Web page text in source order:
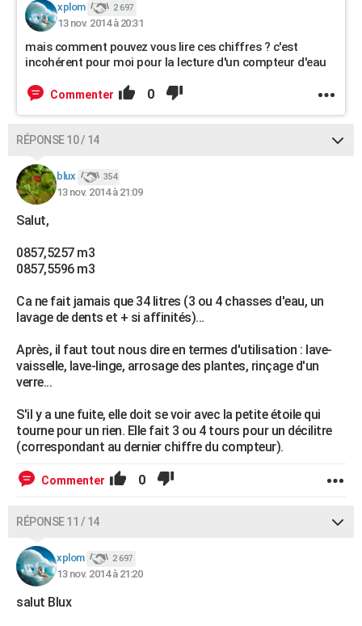
xplom 2 697
13 nov. 2014 à 20:31
mais comment pouvez vous lire ces chiffres ? c'est
incohérent pour moi pour la lecture d'un compteur d'eau
Commenter 0
RÉPONSE 10 / 14
blux 354
13 nov. 2014 à 21:09
Salut,
0857,5257 m3
0857,5596 m3
Ca ne fait jamais que 34 litres (3 ou 4 chasses d'eau, un
lavage de dents et + si affinités)...
Après, il faut tout nous dire en termes d'utilisation : lave-
vaisselle, lave-linge, arrosage des plantes, rinçage d'un
verre...
S'il y a une fuite, elle doit se voir avec la petite étoile qui
tourne pour un rien. Elle fait 3 ou 4 tours pour un décilitre
(correspondant au dernier chiffre du compteur).
Commenter 0
RÉPONSE 11 / 14
xplom 2 697
13 nov. 2014 à 21:20
salut Blux